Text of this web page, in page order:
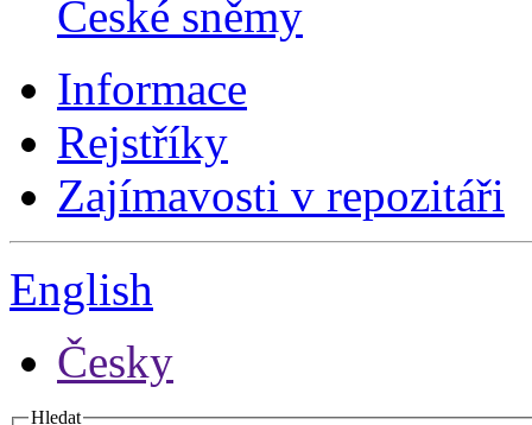
České sněmy
Informace
Rejstříky
Zajímavosti v repozitáři
English
Česky
Hledat